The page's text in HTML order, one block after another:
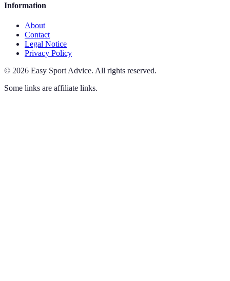
Information
About
Contact
Legal Notice
Privacy Policy
© 2026 Easy Sport Advice. All rights reserved.
Some links are affiliate links.